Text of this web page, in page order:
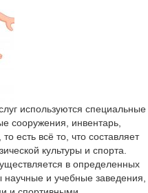
используются специальные
сооружения, инвентарь,
есть всё то, что составляет
культуры и спорта.
в определенных
и учебные заведения,